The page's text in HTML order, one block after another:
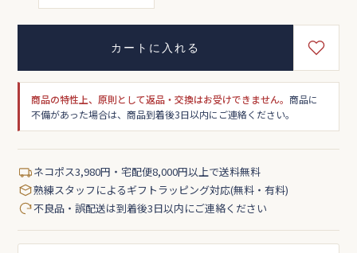
カートに入れる
商品の特性上、原則として返品・交換はお受けできません。商品に
不備があった場合は、商品到着後3日以内にご連絡ください。
ネコポス3,980円・宅配便8,000円以上で送料無料
熟練スタッフによるギフトラッピング対応(無料・有料)
不良品・誤配送は到着後3日以内にご連絡ください